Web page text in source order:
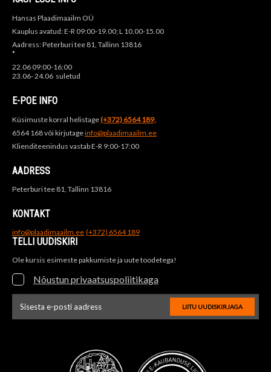
Hansas Plaadimaailm OÜ
Kauplus avatud: E-R 09:00-19.00; L 10.00-15.00
Aadress: Peterburi tee 81, Tallinn 13816
*
22.06 09:00-16:00
23.06- 24.06 suletud
E-POE INFO
Küsimuste korral helistage(+372) 6564 189,
6564 168 või kirjutageinfo@plaadimaailm.ee
Klienditeenindus vastab E-R 9:00-17:00
AADRESS
Peterburi tee 81, Tallinn 13816
KONTAKT
info@plaadimaailm.ee (+372) 6564 189
TELLI UUDISKIRI
Ole kursis esimeste pakkumiste ja uute toodetega!
Nõustun privaatsuspoliitikaga
LIITU UUDISKIRJAGA